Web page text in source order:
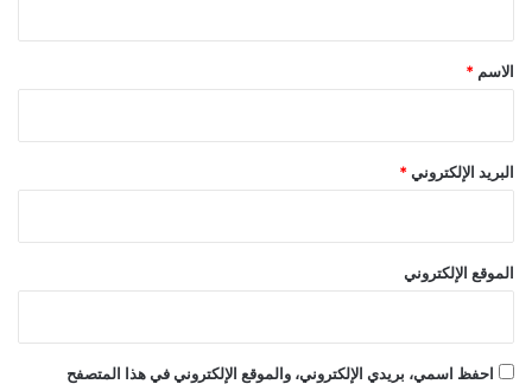
*
الاسم *
البريد الإلكتروني *
الموقع الإلكتروني
احفظ اسمي، بريدي الإلكتروني، والموقع الإلكتروني في هذا المتصفح